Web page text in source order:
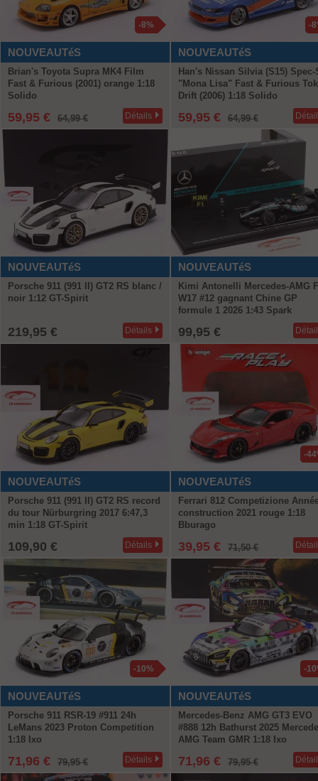
NOUVEAUTéS
-8%
Brian's Toyota Supra MK4 Film
Fast & Furious (2001) orange 1:18
Solido
59,95 € 64,99 € Détails
NOUVEAUTéS
-
Han's Nissan Silvia (S15) Spec-
"Mona Lisa" Fast & Furious
Drift (2006) 1:18 Solido
59,95 € 64,99 €
NOUVEAUTéS
Porsche 911 (991 II) GT2 RS blanc /
noir 1:12 GT-Spirit
219,95 € Détails
NOUVEAUTéS
Kimi Antonelli Mercedes-AMG
W17 #12 gagnant Chine GP
formule 1 2026 1:43 Spark
99,95 €
NOUVEAUTéS
Porsche 911 (991 II) GT2 RS record
du tour Nürburgring 2017 6:47,3
min 1:18 GT-Spirit
109,90 € Détails
NOUVEAUTéS
-
Ferrari 812 Competizione
construction 2021 rouge 1:18
Bburago
39,95 € 71,50 €
NOUVEAUTéS
-10%
Porsche 911 RSR-19 #911 24h
LeMans 2023 Proton Competition
1:18 Ixo
71,96 € 79,95 € Détails
NOUVEAUTéS
-
Mercedes-Benz AMG GT3 EVO
#888 12h Bathurst 2025
AMG Team GMR 1:18 Ixo
71,96 € 79,95 €